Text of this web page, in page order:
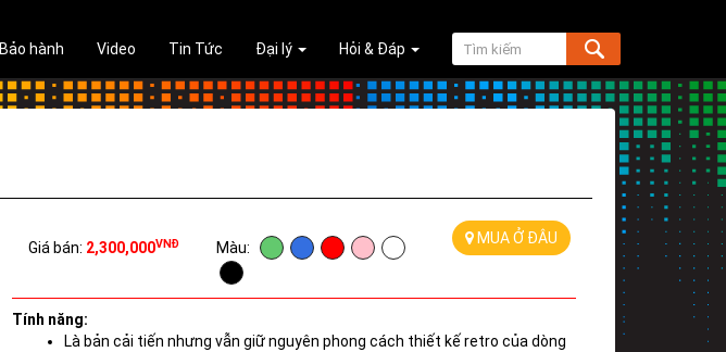
Bảo hành Video Tin Tức Đại lý Hỏi & Đáp
Giá bán: 2,300,000VNĐ Màu:
MUA Ở ĐÂU
Tính năng:
Là bản cải tiến nhưng vẫn giữ nguyên phong cách thiết kế retro của dòng